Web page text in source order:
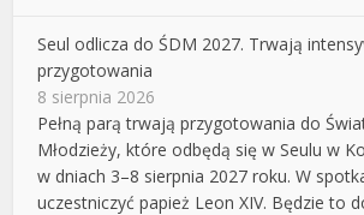
Seul odlicza do ŚDM 2027. Trwają
przygotowania
8 sierpnia 2026
Pełną parą trwają przygotowania do
Młodzieży, które odbędą się w Seulu w
w dniach 3–8 sierpnia 2027 roku. W
uczestniczyć papież Leon XIV. Będzie to